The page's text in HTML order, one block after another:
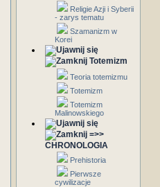
Religie Azji i Syberii
- zarys tematu
Szamanizm w
Korei
Totemizm
Teoria totemizmu
Totemizm
Totemizm
Malinowskiego
=>>
CHRONOLOGIA
Prehistoria
Pierwsze
cywilizacje